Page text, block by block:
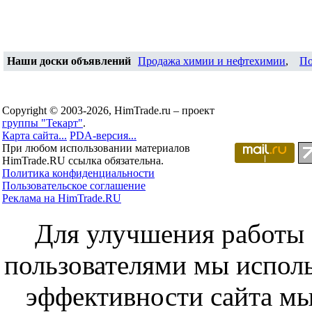
Наши доски объявлений Продажа химии и нефтехимии,
Copyright © 2003-2026, HimTrade.ru – проект
группы "Текарт".
Карта сайта... PDA-версия...
При любом использовании материалов
HimTrade.RU ссылка обязательна.
Политика конфиденциальности
Пользовательское соглашение
Реклама на HimTrade.RU
Для улучшения работы
пользователями мы
эффективности сайта